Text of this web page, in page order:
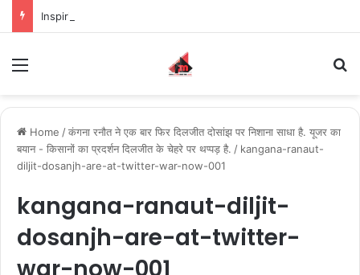
Home /कंगना रनौत ने एक बार फिर दिलजीत दोसांझ पर निशाना साधा है. यूजर का
बयान - किसानों का प्रदर्शन दिलजीत के चेहरे पर थप्पड़ है. / kangana-ranaut-
diljit-dosanjh-are-at-twitter-war-now-001
kangana-ranaut-diljit-
dosanjh-are-at-twitter-